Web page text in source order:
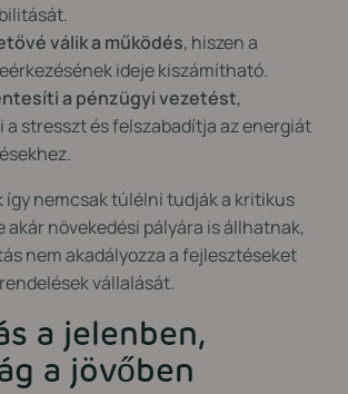
válik a működés, hiszen a
ideje kiszámítható.
a pénzügyi vezetést,
a stresszt és felszabadítja az energiát
így nemcsak túlélni tudják a kritikus
akár növekedési pályára is állhatnak,
nem akadályozza a fejlesztéseket
vállalását.
a jelenben,
a jövőben